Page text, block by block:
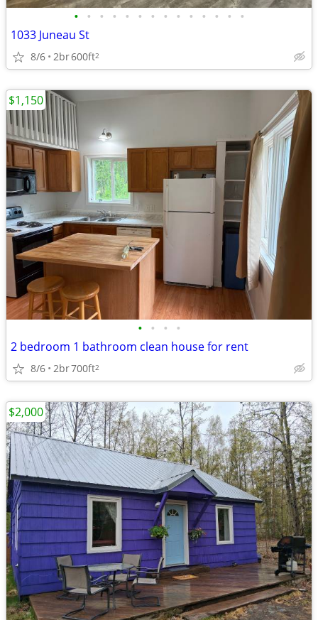
• • • • • • • • • • • • • •
1033 Juneau St
8/6 2br600ft2
• • • •
2 bedroom 1 bathroom clean house for rent
8/6 2br700ft2
$1,150
$2,000